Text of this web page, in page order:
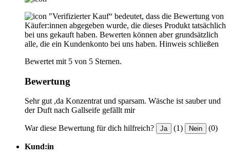
"Verifizierter Kauf“ bedeutet, dass die Bewertung von
Käufer:innen abgegeben wurde, die dieses Produkt tatsächlich
bei uns gekauft haben. Bewerten können aber grundsätzlich
alle, die ein Kundenkonto bei uns haben. Hinweis schließen
Bewertet mit 5 von 5 Sternen.
Bewertung
Sehr gut ,da Konzentrat und sparsam. Wäsche ist sauber und
der Duft nach Gallseife gefällt mir
War diese Bewertung für dich hilfreich? Ja (1) Nein (0)
Kund:in